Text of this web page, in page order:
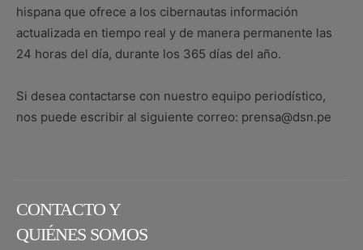
hispana que ofrece a los cibernautas información
actualizada en tiempo real y de manera permanente las
24 horas del día, durante los 365 días del año.
Si desea contactarse con nuestro equipo periodístico,
nos puede escribir al siguiente correo: prensa@dsn.pe
CONTACTO Y
QUIÉNES SOMOS